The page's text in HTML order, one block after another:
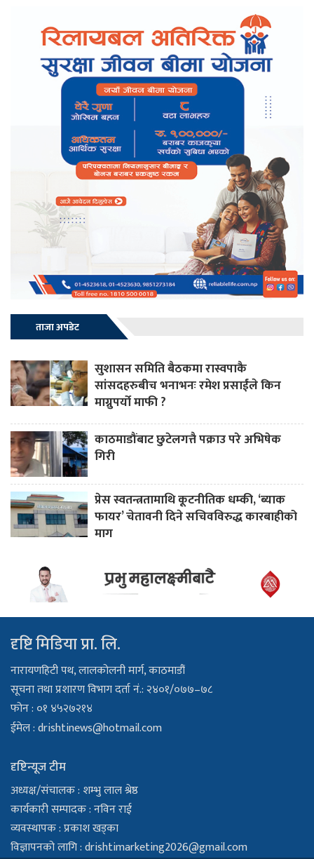
ताजा अपडेट
सुशासन समिति बैठकमा रास्वपाकै
सांसदहरुबीच भनाभनः रमेश प्रसाईंले किन
माग्नुपर्यो माफी ?
काठमाडौंबाट छुटेलगत्तै पक्राउ परे अभिषेक
गिरी
प्रेस स्वतन्त्रतामाथि कूटनीतिक धम्की, ‘ब्याक
फायर’ चेतावनी दिने सचिवविरुद्ध कारबाहीको
माग
दृष्टि मिडिया प्रा. लि.
नारायणहिटी पथ, लालकोलनी मार्ग, काठमाडौं
सूचना तथा प्रशारण विभाग दर्ता नं.: २४०१/०७७–७८
फोन : ०१ ४५२७२१४
ईमेल :drishtinews@hotmail.com
दृष्टिन्यूज टीम
अध्यक्ष/संचालक : शम्भु लाल श्रेष्ठ
कार्यकारी सम्पादक : नविन राई
व्यवस्थापक : प्रकाश खड्का
विज्ञापनको लागि :drishtimarketing2026@gmail.com